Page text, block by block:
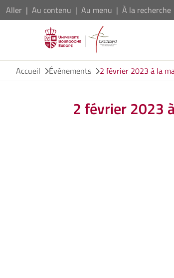
Aller Au contenu Au menu À la recherche
Accueil
Événements 2 février 2023 à la
2 février 2023